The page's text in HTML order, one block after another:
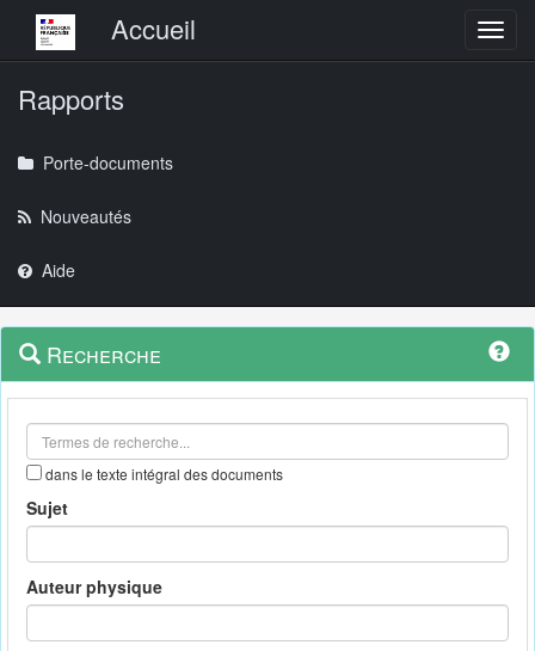
Menu principalAccueil
Rapports
Porte-documents
Nouveautés
Aide
Navigation
outils
Menu
contextuel
Recherche
dans le texte intégral des documents
Sujet
Auteur physique